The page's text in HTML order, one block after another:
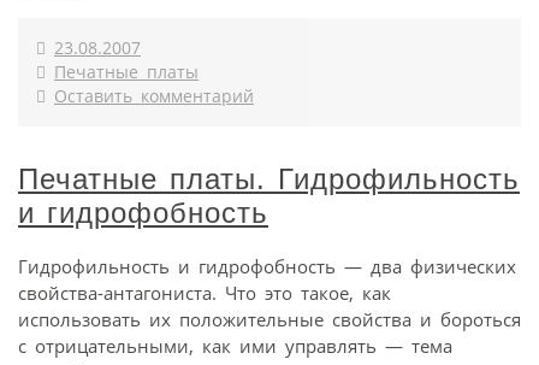
23.08.2007
Печатные платы
Оставить комментарий
Печатные платы. Гидрофильность
и гидрофобность
Гидрофильность и гидрофобность — два физических
свойства-антагониста. Что это такое, как
использовать их положительные свойства и бороться
с отрицательными, как ими управлять — тема